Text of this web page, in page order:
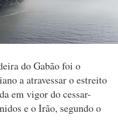
do Gabão foi o
a atravessar o estreito
em vigor do cessar-
e o Irão, segundo o